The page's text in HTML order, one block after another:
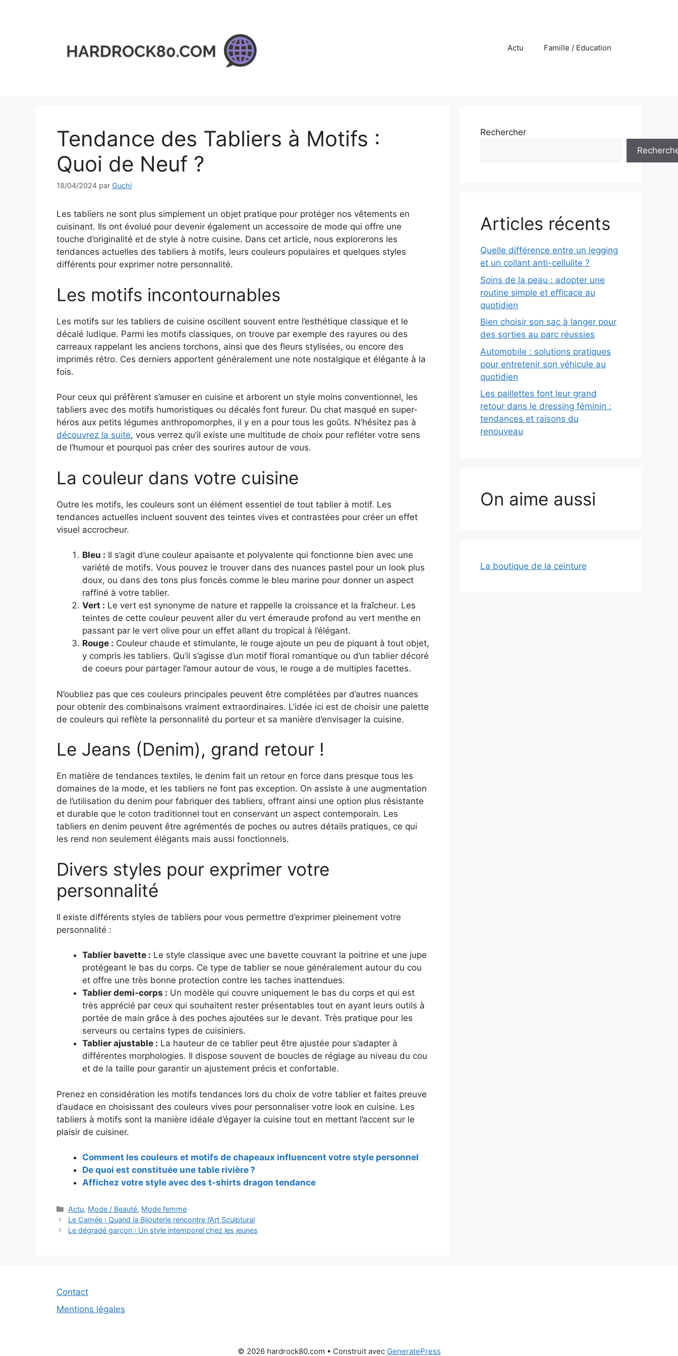
Actu Famille / Education
Tendance des Tabliers à Motifs :
Quoi de Neuf ?
18/04/2024 par Guchi
Les tabliers ne sont plus simplement un objet pratique pour protéger nos vêtements en
cuisinant. Ils ont évolué pour devenir également un accessoire de mode qui offre une
touche d’originalité et de style à notre cuisine. Dans cet article, nous explorerons les
tendances actuelles des tabliers à motifs, leurs couleurs populaires et quelques styles
différents pour exprimer notre personnalité.
Les motifs incontournables
Les motifs sur les tabliers de cuisine oscillent souvent entre l’esthétique classique et le
décalé ludique. Parmi les motifs classiques, on trouve par exemple des rayures ou des
carreaux rappelant les anciens torchons, ainsi que des fleurs stylisées, ou encore des
imprimés rétro. Ces derniers apportent généralement une note nostalgique et élégante à la
fois.
Pour ceux qui préfèrent s’amuser en cuisine et arborent un style moins conventionnel, les
tabliers avec des motifs humoristiques ou décalés font fureur. Du chat masqué en super-
héros aux petits légumes anthropomorphes, il y en a pour tous les goûts. N’hésitez pas à
découvrez la suite, vous verrez qu’il existe une multitude de choix pour refléter votre sens
de l’humour et pourquoi pas créer des sourires autour de vous.
La couleur dans votre cuisine
Outre les motifs, les couleurs sont un élément essentiel de tout tablier à motif. Les
tendances actuelles incluent souvent des teintes vives et contrastées pour créer un effet
visuel accrocheur.
Bleu : Il s’agit d’une couleur apaisante et polyvalente qui fonctionne bien avec une
variété de motifs. Vous pouvez le trouver dans des nuances pastel pour un look plus
doux, ou dans des tons plus foncés comme le bleu marine pour donner un aspect
raffiné à votre tablier.
Vert : Le vert est synonyme de nature et rappelle la croissance et la fraîcheur. Les
teintes de cette couleur peuvent aller du vert émeraude profond au vert menthe en
passant par le vert olive pour un effet allant du tropical à l’élégant.
Rouge : Couleur chaude et stimulante, le rouge ajoute un peu de piquant à tout objet,
y compris les tabliers. Qu’il s’agisse d’un motif floral romantique ou d’un tablier décoré
de coeurs pour partager l’amour autour de vous, le rouge a de multiples facettes.
N’oubliez pas que ces couleurs principales peuvent être complétées par d’autres nuances
pour obtenir des combinaisons vraiment extraordinaires. L’idée ici est de choisir une palette
de couleurs qui reflète la personnalité du porteur et sa manière d’envisager la cuisine.
Le Jeans (Denim), grand retour !
En matière de tendances textiles, le denim fait un retour en force dans presque tous les
domaines de la mode, et les tabliers ne font pas exception. On assiste à une augmentation
de l’utilisation du denim pour fabriquer des tabliers, offrant ainsi une option plus résistante
et durable que le coton traditionnel tout en conservant un aspect contemporain. Les
tabliers en denim peuvent être agrémentés de poches ou autres détails pratiques, ce qui
les rend non seulement élégants mais aussi fonctionnels.
Divers styles pour exprimer votre
personnalité
Il existe différents styles de tabliers pour vous permettre d’exprimer pleinement votre
personnalité :
Tablier bavette : Le style classique avec une bavette couvrant la poitrine et une jupe
protégeant le bas du corps. Ce type de tablier se noue généralement autour du cou
et offre une très bonne protection contre les taches inattendues.
Tablier demi-corps : Un modèle qui couvre uniquement le bas du corps et qui est
très apprécié par ceux qui souhaitent rester présentables tout en ayant leurs outils à
portée de main grâce à des poches ajoutées sur le devant. Très pratique pour les
serveurs ou certains types de cuisiniers.
Tablier ajustable : La hauteur de ce tablier peut être ajustée pour s’adapter à
différentes morphologies. Il dispose souvent de boucles de réglage au niveau du cou
et de la taille pour garantir un ajustement précis et confortable.
Prenez en considération les motifs tendances lors du choix de votre tablier et faites preuve
d’audace en choisissant des couleurs vives pour personnaliser votre look en cuisine. Les
tabliers à motifs sont la manière idéale d’égayer la cuisine tout en mettant l’accent sur le
plaisir de cuisiner.
Comment les couleurs et motifs de chapeaux influencent votre style personnel
De quoi est constituée une table rivière ?
Affichez votre style avec des t-shirts dragon tendance
Catégories
Actu, Mode / Beauté, Mode femme
Navigation
des
Le Camée : Quand la Bijouterie rencontre l’Art Sculptural
Le dégradé garçon : Un style intemporel chez les jeunes
Rechercher
Articles récents
Quelle différence entre un legging
et un collant anti-cellulite ?
Soins de la peau : adopter une
routine simple et efficace au
quotidien
Bien choisir son sac à langer pour
des sorties au parc réussies
Automobile : solutions pratiques
pour entretenir son véhicule au
quotidien
Les paillettes font leur grand
retour dans le dressing féminin :
tendances et raisons du
renouveau
On aime aussi
La boutique de la ceinture
Contact
Mentions légales
© 2026 hardrock80.com • Construit avec GeneratePress